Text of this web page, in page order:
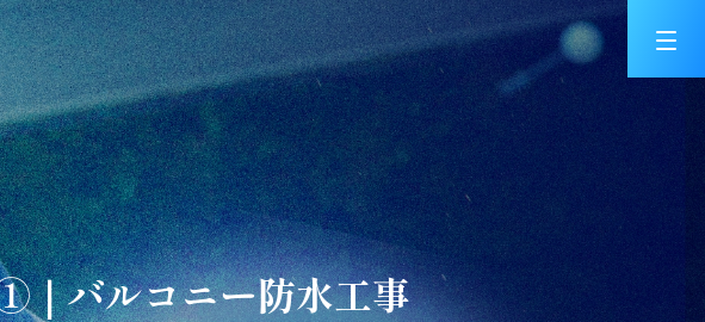
バルコニー防水工事